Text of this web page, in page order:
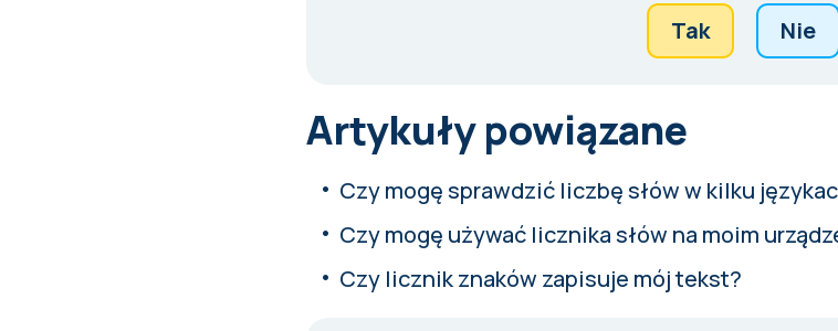
Tak Nie
Artykuły powiązane
Czy mogę sprawdzić liczbę słów w kilku
Czy mogę używać licznika słów na moim
Czy licznik znaków zapisuje mój tekst?